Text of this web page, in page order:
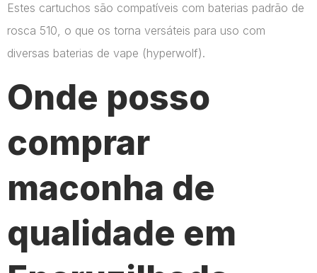
Estes cartuchos são compatíveis com baterias padrão de
rosca 510, o que os torna versáteis para uso com
diversas baterias de vape​ (hyperwolf)​.
Onde posso
comprar
maconha de
qualidade em